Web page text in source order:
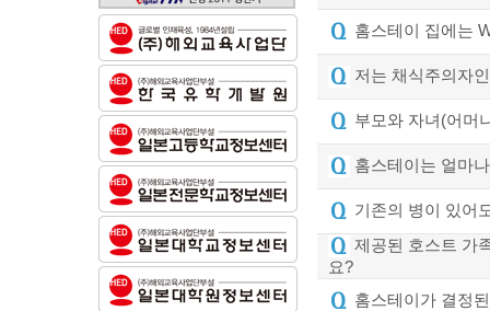
홈스테이 집에는
저는 채식주의자
부모와 자녀(어머
홈스테이는 얼마
기존의 병이 있어
제공된 호스트 가
요?
홈스테이가 결정